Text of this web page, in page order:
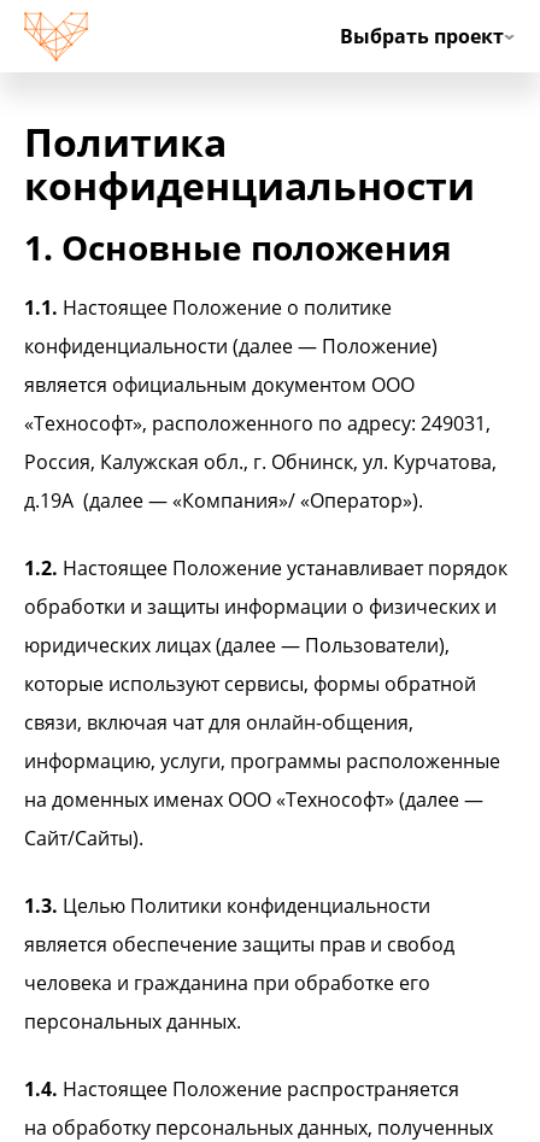
Выбрать проект
Политика
конфиденциальности
1. Основные положения
1.1. Настоящее Положение о политике
конфиденциальности (далее — Положение)
является официальным документом ООО
«Технософт», расположенного по адресу: 249031,
Россия, Калужская обл., г. Обнинск, ул. Курчатова,
д.19А (далее — «Компания»/ «Оператор»).
1.2. Настоящее Положение устанавливает порядок
обработки и защиты информации о физических и
юридических лицах (далее — Пользователи),
которые используют сервисы, формы обратной
связи, включая чат для онлайн-общения,
информацию, услуги, программы расположенные
на доменных именах ООО «Технософт» (далее —
Сайт/Сайты).
1.3. Целью Политики конфиденциальности
является обеспечение защиты прав и свобод
человека и гражданина при обработке его
персональных данных.
1.4. Настоящее Положение распространяется
на обработку персональных данных, полученных